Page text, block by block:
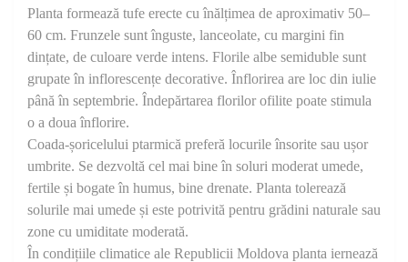
Planta formează tufe erecte cu înălțimea de aproximativ 50–
60 cm. Frunzele sunt înguste, lanceolate, cu margini fin
dințate, de culoare verde intens. Florile albe semiduble sunt
grupate în inflorescențe decorative. Înflorirea are loc din iulie
până în septembrie. Îndepărtarea florilor ofilite poate stimula
o a doua înflorire.
Coada-șoricelului ptarmică preferă locurile însorite sau ușor
umbrite. Se dezvoltă cel mai bine în soluri moderat umede,
fertile și bogate în humus, bine drenate. Planta tolerează
solurile mai umede și este potrivită pentru grădini naturale sau
zone cu umiditate moderată.
În condițiile climatice ale Republicii Moldova planta iernează